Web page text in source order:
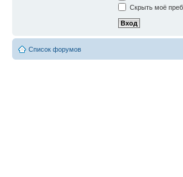
Скрыть моё
Список форумов